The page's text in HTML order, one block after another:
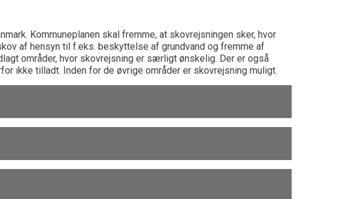
Kommuneplanen skal fremme, at skovrejsningen sker, hvor
af hensyn til f.eks. beskyttelse af grundvand og fremme af
områder, hvor skovrejsning er særligt ønskelig. Der er også
ikke tilladt. Inden for de øvrige områder er skovrejsning muligt.